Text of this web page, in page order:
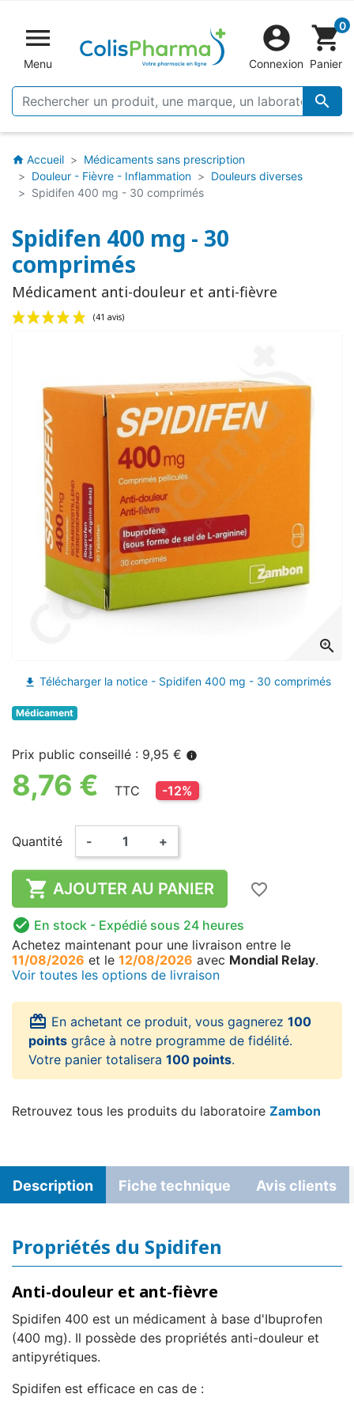

Menu


Connexion
shopping_cart0
Panier
home Accueil
Médicaments sans prescription
Douleur - Fièvre - Inflammation
Douleurs diverses
Spidifen 400 mg - 30 comprimés
Spidifen 400 mg - 30
comprimés
Médicament anti-douleur et anti-fièvre
zoom_in
file_download Télécharger la notice - Spidifen 400 mg - 30 comprimés
Médicament
Prix public conseillé : 9,95 € info
8,76 € TTC -12%
Quantité - +
 AJOUTER AU PANIER
favorite_border
 En stock - Expédié sous 24 heures
Achetez maintenant pour une livraison entre le
11/08/2026 et le 12/08/2026 avec Mondial Relay.
Voir toutes les options de livraison
card_giftcard En achetant ce produit, vous gagnerez 100
points grâce à notre programme de fidélité.
Votre panier totalisera 100 points.
Retrouvez tous les produits du laboratoire Zambon
Description Fiche technique Avis clients
Propriétés du Spidifen
Anti-douleur et ant-fièvre
Spidifen 400 est un médicament à base d'Ibuprofen
(400 mg). Il possède des propriétés anti-douleur et
antipyrétiques.
Spidifen est efficace en cas de :